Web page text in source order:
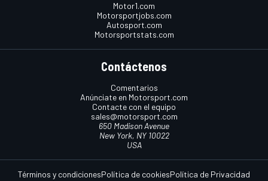
Motor1.com
Motorsportjobs.com
Autosport.com
Motorsportstats.com
Contáctenos
Comentarios
Anúnciate en Motorsport.com
Contacte con el equipo
sales@motorsport.com
650 Madison Avenue
New York, NY 10022
USA
Términos y condicionesPolítica de cookiesPolítica de Privacidad